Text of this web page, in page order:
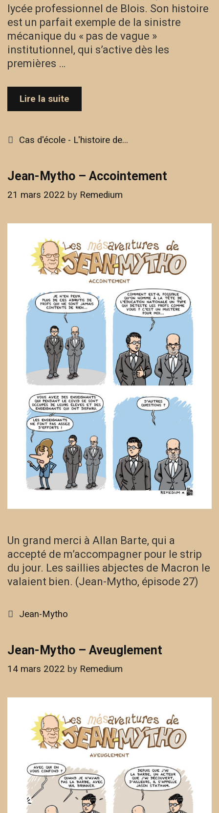
lycée professionnel de Blois. Son histoire
est un parfait exemple de la sinistre
mécanique du « pas de vague »
institutionnel, qui s’active dès les
premières …
Lire la suite
d’école
L’histoire
de
Categories
Cas d'école - L'histoire de...
Jean-Mytho – Accointement
21 mars 2022 by Remedium
Un grand merci à Allan Barte, qui a
accepté de m’accompagner pour le strip
du jour. Les saillies abjectes de Macron le
valaient bien. (Jean-Mytho, épisode 27)
Categories
Jean-Mytho
Jean-Mytho – Aveuglement
14 mars 2022 by Remedium